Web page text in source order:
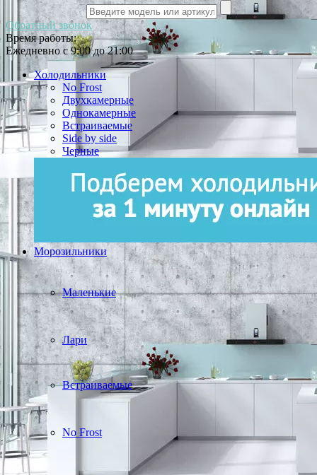
Обратный звонок
Время работы:
Ежедневно с 9:00 до 21:00
Холодильники
No Frost
Двухкамерные
Однокамерные
Встраиваемые
Side by side
Черные
Морозильники
Маленькие
Лари
Встраиваемые
No Frost